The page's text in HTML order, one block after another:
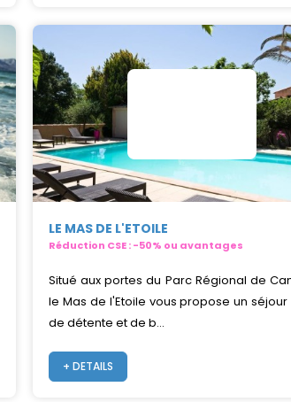
LE MAS DE L'ETOILE
Réduction CSE : -50% ou avantages
Situé aux portes du Parc Régional de
le Mas de l'Etoile vous propose un séjour
de détente et de b...
+ DETAILS